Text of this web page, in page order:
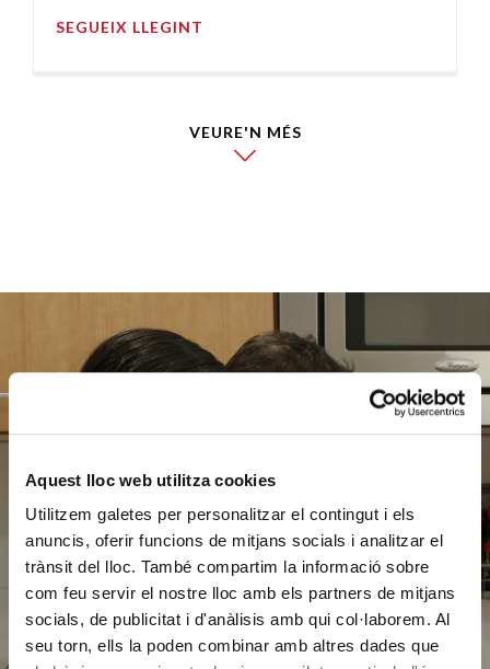
Aquest lloc web utilitza cookies
Utilitzem galetes per personalitzar el contingut i els
anuncis, oferir funcions de mitjans socials i analitzar el
trànsit del lloc. També compartim la informació sobre
com feu servir el nostre lloc amb els partners de mitjans
socials, de publicitat i d'anàlisis amb qui col·laborem. Al
seu torn, ells la poden combinar amb altres dades que
SEGUEIX LLEGINT
VEURE'N MÉS
a ajudar
FES UN DONATIU